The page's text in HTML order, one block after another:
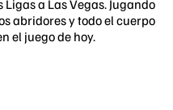
a Las Vegas. Jugando
abridores y todo el cuerpo
el juego de hoy.